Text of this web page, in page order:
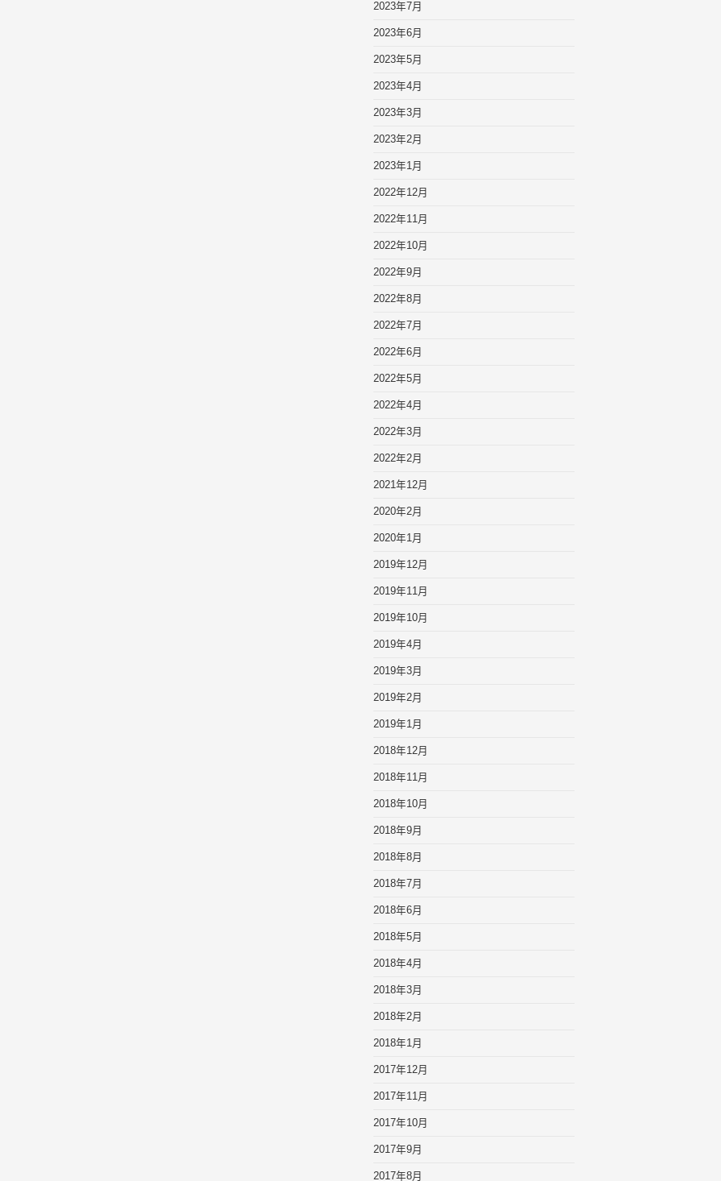
2023年7月
2023年6月
2023年5月
2023年4月
2023年3月
2023年2月
2023年1月
2022年12月
2022年11月
2022年10月
2022年9月
2022年8月
2022年7月
2022年6月
2022年5月
2022年4月
2022年3月
2022年2月
2021年12月
2020年2月
2020年1月
2019年12月
2019年11月
2019年10月
2019年4月
2019年3月
2019年2月
2019年1月
2018年12月
2018年11月
2018年10月
2018年9月
2018年8月
2018年7月
2018年6月
2018年5月
2018年4月
2018年3月
2018年2月
2018年1月
2017年12月
2017年11月
2017年10月
2017年9月
2017年8月